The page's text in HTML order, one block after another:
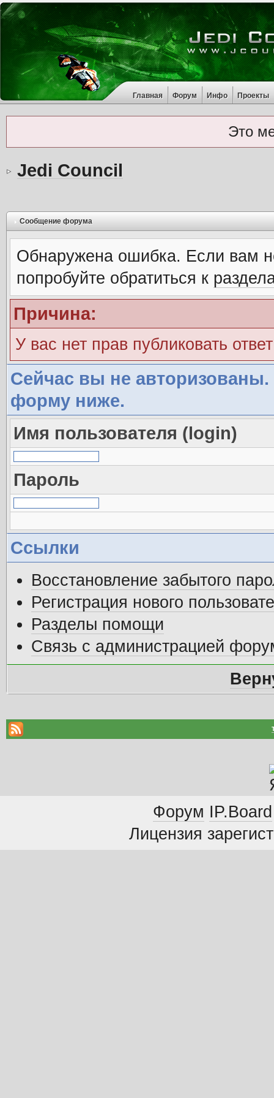
Главная Форум Инфо Проекты
Это
Jedi Council
Сообщение форума
Обнаружена ошибка. Если вам
попробуйте обратиться к
Причина:
У вас нет прав публиковать
Сейчас вы не авторизованы.
форму ниже.
Имя пользователя (login)
Пароль
Ссылки
Восстановление забытого
Регистрация нового
Разделы помощи
Связь с администрацией
Форум IP.Board
Лицензия